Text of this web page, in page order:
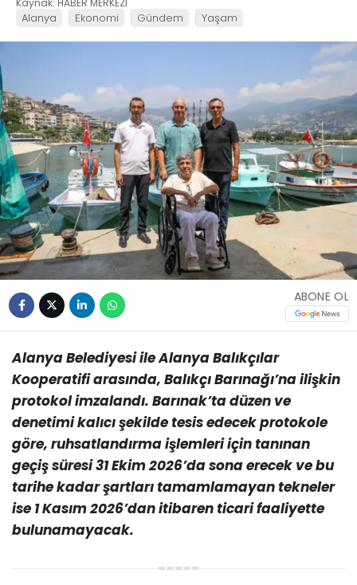
Kaynak: HABER MERKEZI
Alanya Ekonomi Gündem Yaşam
ABONE OL
Alanya Belediyesi ile Alanya Balıkçılar
Kooperatifi arasında, Balıkçı Barınağı’na ilişkin
protokol imzalandı. Barınak’ta düzen ve
denetimi kalıcı şekilde tesis edecek protokole
göre, ruhsatlandırma işlemleri için tanınan
geçiş süresi 31 Ekim 2026’da sona erecek ve bu
tarihe kadar şartları tamamlamayan tekneler
ise 1 Kasım 2026’dan itibaren ticari faaliyette
bulunamayacak.